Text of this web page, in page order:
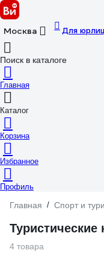
Москва Для
Поиск в каталоге
Главная
Каталог
Корзина
Избранное
Профиль
Главная / Спорт и
4 товара